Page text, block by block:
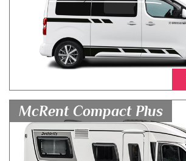
McRent Compact Plus